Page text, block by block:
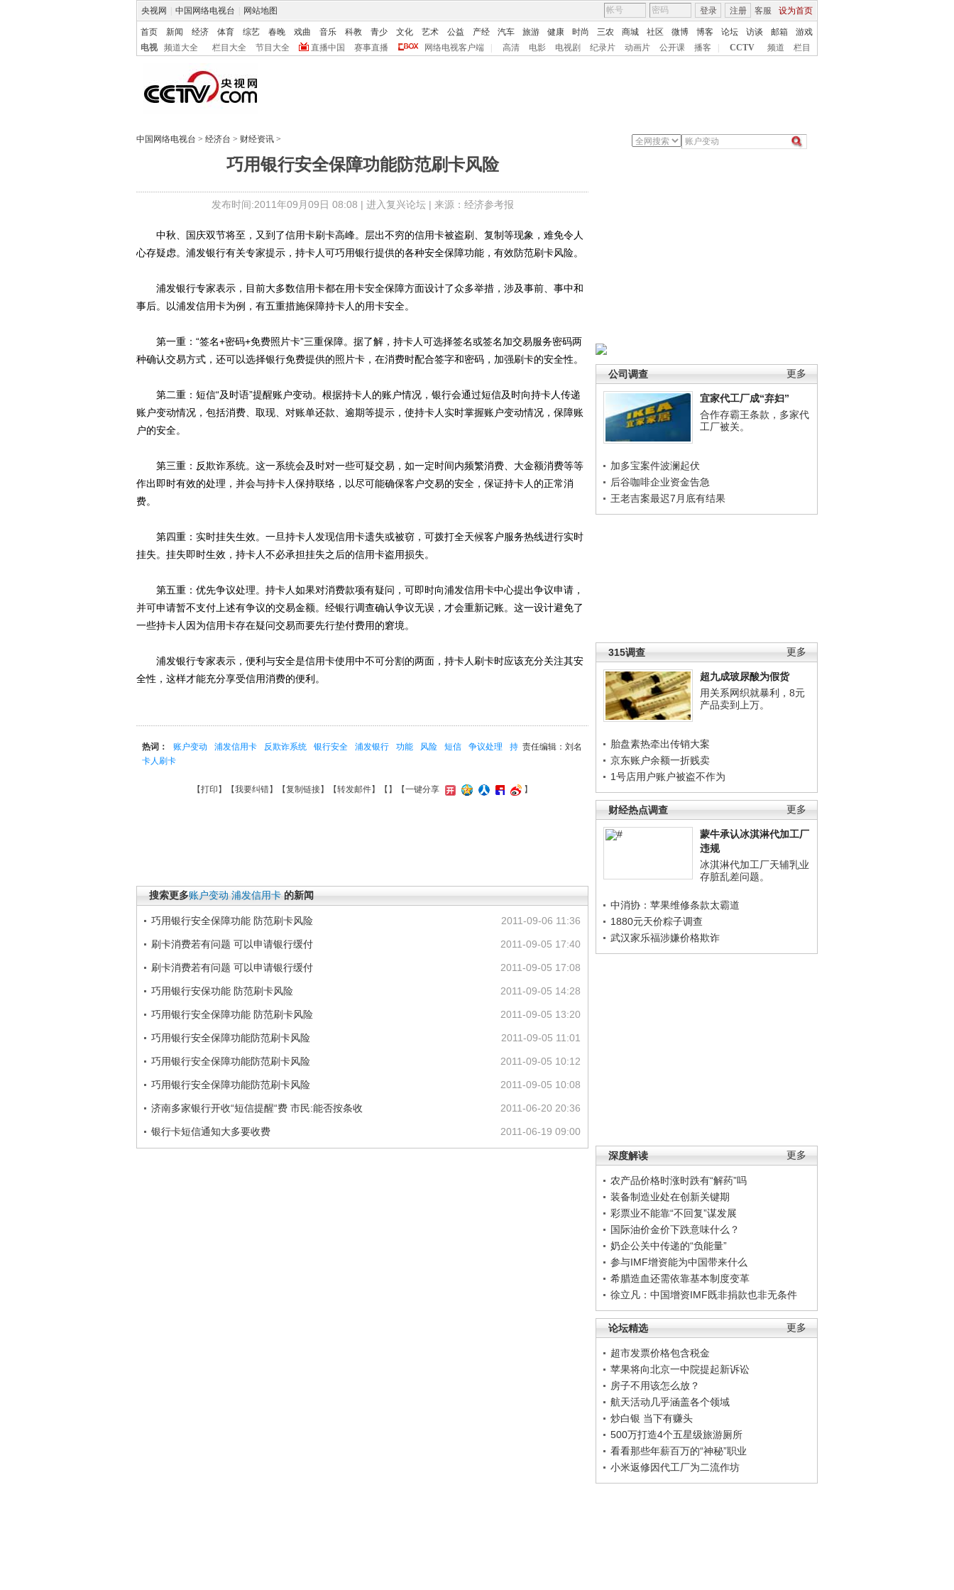
央视网 中国网络电视台 网站地图 客服 设为首页
登录 注册
首页 新闻 经济 体育 综艺 春晚 戏曲 音乐 科教 青少 文化 艺术 公益 产经 汽车 旅游 健康 时尚 三农 商城 社区 微博 博客 论坛 访谈 邮箱
游戏
电视
频道大全 栏目大全 节目大全 直播中国 赛事直播 网络电视客户端 高清 电影 电视剧 纪录片 动画片 公开课 播客 CCTV 频道 栏目
中国网络电视台 > 经济台 > 财经资讯 >
巧用银行安全保障功能防范刷卡风险
发布时间:2011年09月09日 08:08 | 进入复兴论坛| 来源：经济参考报
更多
公司调查
宜家代工厂成“弃妇”
合作存霸王条款，多家代
工厂被关。
加多宝案件波澜起伏
后谷咖啡企业资金告急
王老吉案最迟7月底有结果
更多
315调查
超九成玻尿酸为假货
用关系网织就暴利，8元
产品卖到上万。
胎盘素热牵出传销大案
京东账户余额一折贱卖
1号店用户账户被盗不作为
更多
财经热点调查
蒙牛承认冰淇淋代加工厂
违规
冰淇淋代加工厂天辅乳业
存脏乱差问题。
中消协：苹果维修条款太霸道
1880元天价粽子调查
武汉家乐福涉嫌价格欺诈
更多
深度解读
农产品价格时涨时跌有“解药”吗
装备制造业处在创新关键期
彩票业不能靠“不回复”谋发展
国际油价金价下跌意味什么？
奶企公关中传递的“负能量”
参与IMF增资能为中国带来什么
希腊造血还需依靠基本制度变革
徐立凡：中国增资IMF既非捐款也非无条件
更多
论坛精选
超市发票价格包含税金
苹果将向北京一中院提起新诉讼
房子不用该怎么放？
航天活动几乎涵盖各个领域
炒白银 当下有赚头
500万打造4个五星级旅游厕所
看看那些年薪百万的“神秘”职业
小米返修因代工厂为二流作坊
中秋、国庆双节将至，又到了信用卡刷卡高峰。层出不穷的信用卡被盗刷、复制等现象，难免令人
心存疑虑。浦发银行有关专家提示，持卡人可巧用银行提供的各种安全保障功能，有效防范刷卡风险。
浦发银行专家表示，目前大多数信用卡都在用卡安全保障方面设计了众多举措，涉及事前、事中和
事后。以浦发信用卡为例，有五重措施保障持卡人的用卡安全。
第一重：“签名+密码+免费照片卡”三重保障。据了解，持卡人可选择签名或签名加交易服务密码两
种确认交易方式，还可以选择银行免费提供的照片卡，在消费时配合签字和密码，加强刷卡的安全性。
第二重：短信“及时语”提醒账户变动。根据持卡人的账户情况，银行会通过短信及时向持卡人传递
账户变动情况，包括消费、取现、对账单还款、逾期等提示，使持卡人实时掌握账户变动情况，保障账
户的安全。
第三重：反欺诈系统。这一系统会及时对一些可疑交易，如一定时间内频繁消费、大金额消费等等
作出即时有效的处理，并会与持卡人保持联络，以尽可能确保客户交易的安全，保证持卡人的正常消
费。
第四重：实时挂失生效。一旦持卡人发现信用卡遗失或被窃，可拨打全天候客户服务热线进行实时
挂失。挂失即时生效，持卡人不必承担挂失之后的信用卡盗用损失。
第五重：优先争议处理。持卡人如果对消费款项有疑问，可即时向浦发信用卡中心提出争议申请，
并可申请暂不支付上述有争议的交易金额。经银行调查确认争议无误，才会重新记账。这一设计避免了
一些持卡人因为信用卡存在疑问交易而要先行垫付费用的窘境。
浦发银行专家表示，便利与安全是信用卡使用中不可分割的两面，持卡人刷卡时应该充分关注其安
全性，这样才能充分享受信用消费的便利。
责任编辑：刘名
热词： 账户变动 浦发信用卡 反欺诈系统 银行安全 浦发银行 功能 风险 短信 争议处理
持
卡人刷卡
【打印 】【我要纠错】【复制链接】【转发邮件】【 】 【一键分享 】
搜索更多账户变动 浦发信用卡 的新闻
2011-09-06 11:36
巧用银行安全保障功能 防范刷卡风险
2011-09-05 17:40
刷卡消费若有问题 可以申请银行缓付
2011-09-05 17:08
刷卡消费若有问题 可以申请银行缓付
2011-09-05 14:28
巧用银行安保功能 防范刷卡风险
2011-09-05 13:20
巧用银行安全保障功能 防范刷卡风险
2011-09-05 11:01
巧用银行安全保障功能防范刷卡风险
2011-09-05 10:12
巧用银行安全保障功能防范刷卡风险
2011-09-05 10:08
巧用银行安全保障功能防范刷卡风险
2011-06-20 20:36
济南多家银行开收“短信提醒“费 市民:能否按条收
2011-06-19 09:00
银行卡短信通知大多要收费